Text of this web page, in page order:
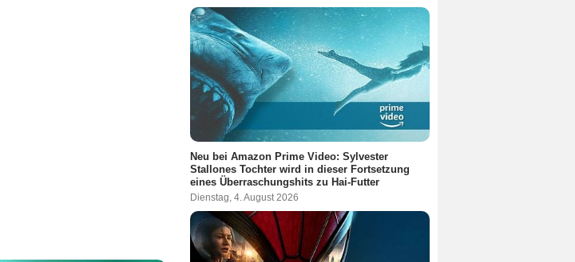
Neu bei Amazon Prime Video: Sylvester
Stallones Tochter wird in dieser Fortsetzung
eines Überraschungshits zu Hai-Futter
Dienstag, 4. August 2026